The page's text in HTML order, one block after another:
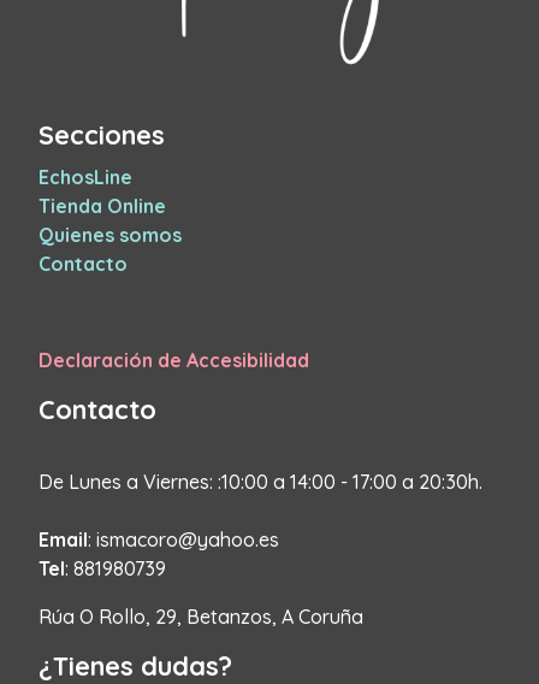
Secciones
EchosLine
Tienda Online
Quienes somos
Contacto
Declaración de Accesibilidad
Contacto
De Lunes a Viernes: :10:00 a 14:00 - 17:00 a 20:30h.
Email: ismacoro@yahoo.es
Tel: 881980739
Rúa O Rollo, 29, Betanzos, A Coruña
¿Tienes dudas?